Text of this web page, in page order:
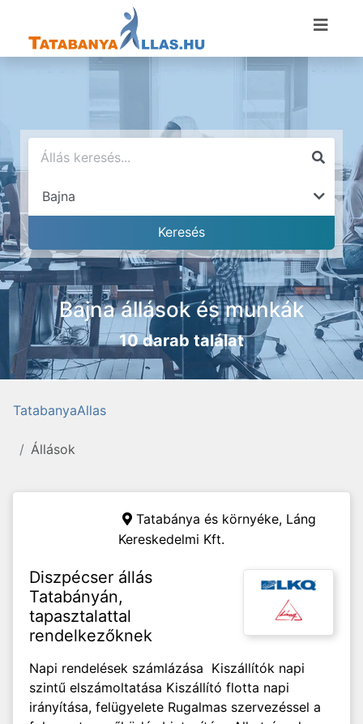
Bajna állások és munkák
10 darab találat
TatabanyaAllas
Állások
Tatabánya és környéke, Láng
Kereskedelmi Kft.
Diszpécser állás
Tatabányán,
tapasztalattal
rendelkezőknek
Napi rendelések számlázása Kiszállítók napi
szintű elszámoltatása Kiszállító flotta napi
irányítása, felügyelete Rugalmas szervezéssel a